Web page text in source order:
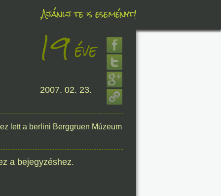
Ajánlj te is eseményt!
19éve
2007. 02. 23.
lett a berlini Berggruen Múzeum
a bejegyzéshez.